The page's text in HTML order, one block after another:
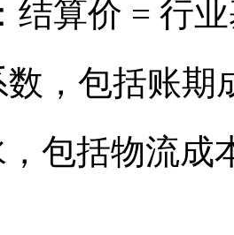
结算价 = 行
，包括账期
包括物流成